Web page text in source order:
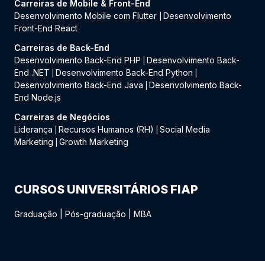
Carreiras de Mobile & Front-End
Desenvolvimento Mobile com Flutter
Desenvolvimento
Front-End React
Carreiras de Back-End
Desenvolvimento Back-End PHP
Desenvolvimento Back-
End .NET
Desenvolvimento Back-End Python
Desenvolvimento Back-End Java
Desenvolvimento Back-
End Node.js
Carreiras de Negócios
Liderança
Recursos Humanos (RH)
Social Media
Marketing
Growth Marketing
CURSOS UNIVERSITÁRIOS FIAP
Graduação Pós-graduação MBA